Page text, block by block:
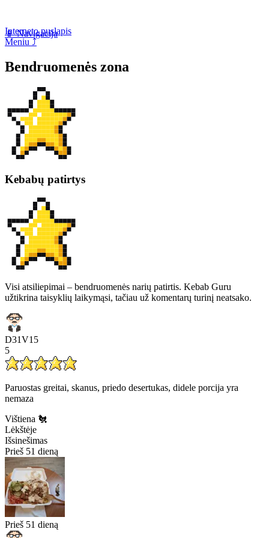
📱 Navigacija
Interneto puslapis
Meniu ⤴
Bendruomenės zona
Kebabų patirtys
Visi atsiliepimai – bendruomenės narių patirtis. Kebab Guru
užtikrina taisyklių laikymąsi, tačiau už komentarų turinį neatsako.
D31V15
5
Paruostas greitai, skanus, priedo desertukas, didele porcija yra
nemaza
Vištiena 🐔
Lėkštėje
Išsinešimas
Prieš 51 dieną
Prieš 51 dieną